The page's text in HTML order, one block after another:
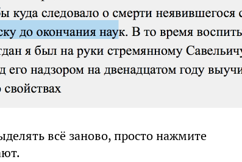
всё заново, просто нажмите